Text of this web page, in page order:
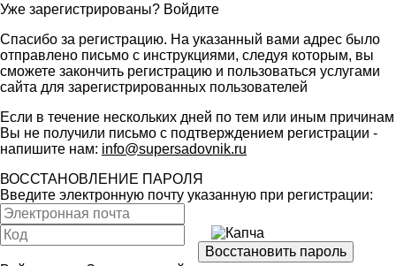
Уже зарегистрированы? Войдите
Спасибо за регистрацию. На указанный вами адрес было
отправлено письмо с инструкциями, следуя которым, вы
сможете закончить регистрацию и пользоваться услугами
сайта для зарегистрированных пользователей
Если в течение нескольких дней по тем или иным причинам
Вы не получили письмо с подтверждением регистрации -
напишите нам: info@supersadovnik.ru
ВОССТАНОВЛЕНИЕ ПАРОЛЯ
Введите электронную почту указанную при регистрации: